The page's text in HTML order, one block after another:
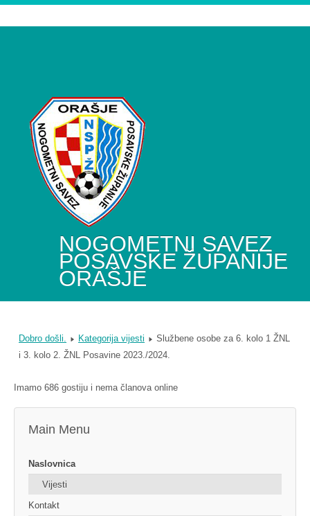
NOGOMETNI SAVEZ
POSAVSKE ŽUPANIJE
ORAŠJE
Dobro došli. Kategorija vijesti
Službene osobe za 6. kolo 1 ŽNL
i 3. kolo 2. ŽNL Posavine 2023./2024.
Imamo 686 gostiju i nema članova online
Main Menu
Naslovnica
Vijesti
Kontakt